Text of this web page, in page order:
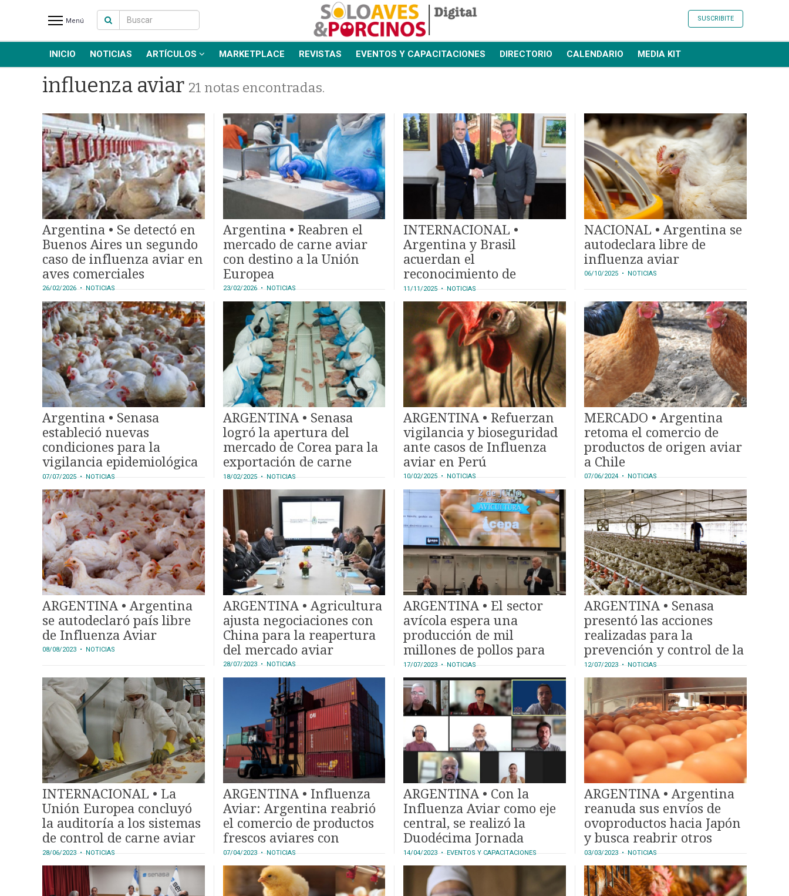
NOTICIAS RECIENTES
NOTICIAS
ARTÍCULOS
PRODUCCIÓN
PROCESO
PRODUCTO
NUEVOS PRODUCTOS
MARKETPLACE
REVISTAS
EVENTOS Y
CAPACITACIONES
DIRECTORIO
CALENDARIO
MEDIA KIT
SERVICIOS
CONTÁCTENOS
TÉRMINOS
POLÍTICAS
PRIVACIDAD
SMARTPHONE
Menú SUSCRIBITE
INICIO NOTICIAS ARTÍCULOS MARKETPLACE REVISTAS EVENTOS Y CAPACITACIONES DIRECTORIO CALENDARIO MEDIA KIT
influenza aviar 21 notas encontradas.
Argentina • Se detectó en
Buenos Aires un segundo
caso de influenza aviar en
aves comerciales
26/02/2026 • NOTICIAS
Argentina • Reabren el
mercado de carne aviar
con destino a la Unión
Europea
23/02/2026• NOTICIAS
INTERNACIONAL •
Argentina y Brasil
acuerdan el
reconocimiento de
zonificación para
influenza aviar
11/11/2025 • NOTICIAS
NACIONAL • Argentina se
autodeclara libre de
influenza aviar
06/10/2025• NOTICIAS
Argentina • Senasa
estableció nuevas
condiciones para la
vigilancia epidemiológica
activa de la Influenza
aviar
07/07/2025 • NOTICIAS
ARGENTINA • Senasa
logró la apertura del
mercado de Corea para la
exportación de carne
aviar
18/02/2025• NOTICIAS
ARGENTINA • Refuerzan
vigilancia y bioseguridad
ante casos de Influenza
aviar en Perú
10/02/2025 • NOTICIAS
MERCADO • Argentina
retoma el comercio de
productos de origen aviar
a Chile
07/06/2024• NOTICIAS
ARGENTINA • Argentina
se autodeclaró país libre
de Influenza Aviar
08/08/2023 • NOTICIAS
ARGENTINA • Agricultura
ajusta negociaciones con
China para la reapertura
del mercado aviar
28/07/2023• NOTICIAS
ARGENTINA • El sector
avícola espera una
producción de mil
millones de pollos para
2023
17/07/2023 • NOTICIAS
ARGENTINA • Senasa
presentó las acciones
realizadas para la
prevención y control de la
Influenza Aviar
12/07/2023• NOTICIAS
INTERNACIONAL • La
Unión Europea concluyó
la auditoría a los sistemas
de control de carne aviar
de Argentina
28/06/2023 • NOTICIAS
ARGENTINA • Influenza
Aviar: Argentina reabrió
el comercio de productos
frescos aviares con
Uruguay
07/04/2023• NOTICIAS
ARGENTINA • Con la
Influenza Aviar como eje
central, se realizó la
Duodécima Jornada
Avícola
14/04/2023 • EVENTOS Y CAPACITACIONES
ARGENTINA • Argentina
reanuda sus envíos de
ovoproductos hacia Japón
y busca reabrir otros
mercados
03/03/2023• NOTICIAS